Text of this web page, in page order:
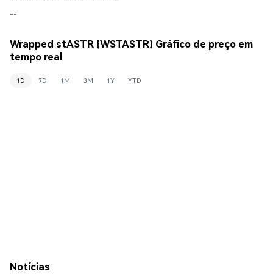
--
Wrapped stASTR (WSTASTR) Gráfico de preço em
tempo real
1D 7D 1M 3M 1Y YTD
Notícias